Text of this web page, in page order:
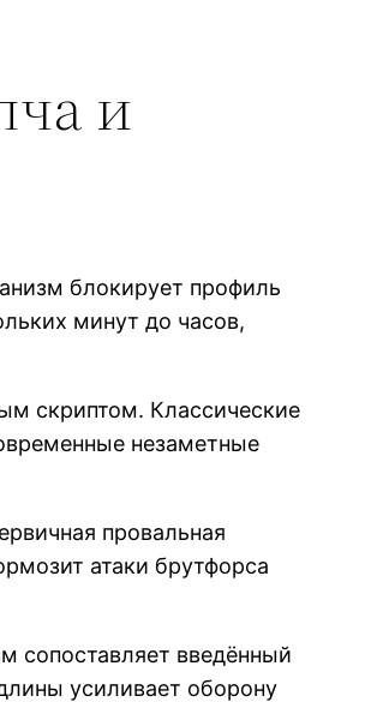
и
блокирует профиль
минут до часов,
скриптом. Классические
незаметные
провальная
атаки брутфорса
сопоставляет введённый
усиливает оборону